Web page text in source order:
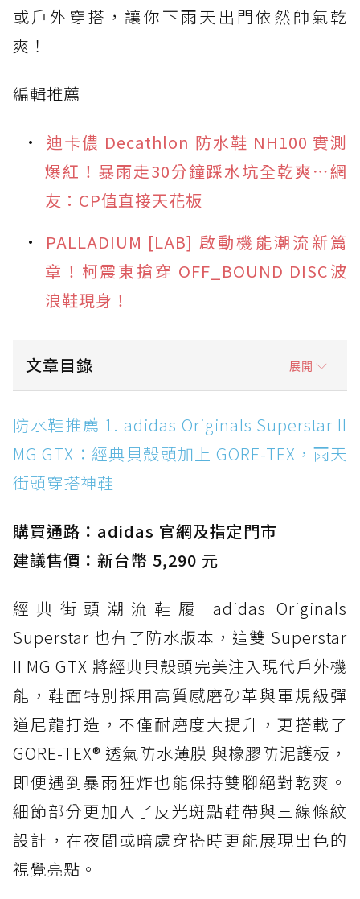
或戶外穿搭，讓你下雨天出門依然帥氣乾
爽！
編輯推薦
迪卡儂 Decathlon 防水鞋 NH100 實測
爆紅！暴雨走30分鐘踩水坑全乾爽⋯網
友：CP值直接天花板
PALLADIUM [LAB] 啟動機能潮流新篇
章！柯震東搶穿 OFF_BOUND DISC波
浪鞋現身！
文章目錄 展開
防水鞋推薦 1. adidas Originals Superstar II
MG GTX：經典貝殼頭加上 GORE-TEX，雨天街
頭穿搭神鞋
防水鞋推薦 2. New Balance Hierro v9 GORE-
防水鞋推薦 3. Nike Dunk Low GORE-TEX：
經典 Dunk 輪廓加上防水科技，雨天穿搭帥度不
打折
防水鞋推薦 4. ASICS TRABUCO 14 GTX：搭
載 GORE-TEX 隱形貼合科技，全方位防水神鞋
防水鞋推薦 5. Salomon XT-6 GORE-TEX：潮
人必備山系鞋王！防滑、防水與街頭顏值一次攻
頂
防水鞋推薦 6. HOKA Stinson Evo GTX：越野
復刻厚底，GORE-TEX 防水與增高神器一次滿
防水鞋推薦 7. Timberland Motion Access：
黃靴同級頂級防水，輕量化工裝健走鞋雨天必備
防水鞋推薦 7. Timberland Motion Access：
黃靴同級頂級防水，輕量化工裝健走鞋雨天必備
防水鞋推薦 1. adidas Originals Superstar II
MG GTX：經典貝殼頭加上 GORE-TEX，雨天
街頭穿搭神鞋
購買通路：adidas 官網及指定門市
建議售價：新台幣 5,290 元
經典街頭潮流鞋履 adidas Originals
Superstar 也有了防水版本，這雙 Superstar
II MG GTX 將經典貝殼頭完美注入現代戶外機
能，鞋面特別採用高質感磨砂革與軍規級彈
道尼龍打造，不僅耐磨度大提升，更搭載了
GORE-TEX® 透氣防水薄膜 與橡膠防泥護板，
即便遇到暴雨狂炸也能保持雙腳絕對乾爽。
細節部分更加入了反光斑點鞋帶與三線條紋
設計，在夜間或暗處穿搭時更能展現出色的
視覺亮點。